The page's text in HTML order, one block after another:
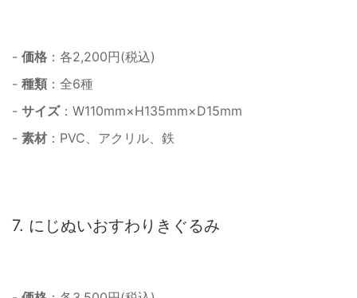
- 価格 ：各2,200円(税込)
- 種類 ：全6種
- サイズ：W110mm×H135mm×D15mm
- 素材 ：PVC、アクリル、鉄
7. にじぬいおすわりきぐるみ